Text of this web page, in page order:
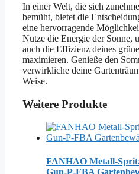
In einer Welt, die sich
bemüht, bietet die
eine hervorragende
Nutze die Energie der Sonne,
auch die Effizienz deines
maximieren. Genieße den
verwirkliche deine
Weise.
Weitere Produkte
FANHAO Metall-
Gun-P-FBA